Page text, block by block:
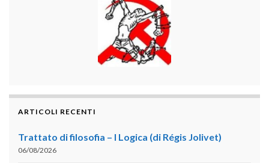
ARTICOLI RECENTI
Trattato di filosofia – I Logica (di Régis Jolivet)
06/08/2026